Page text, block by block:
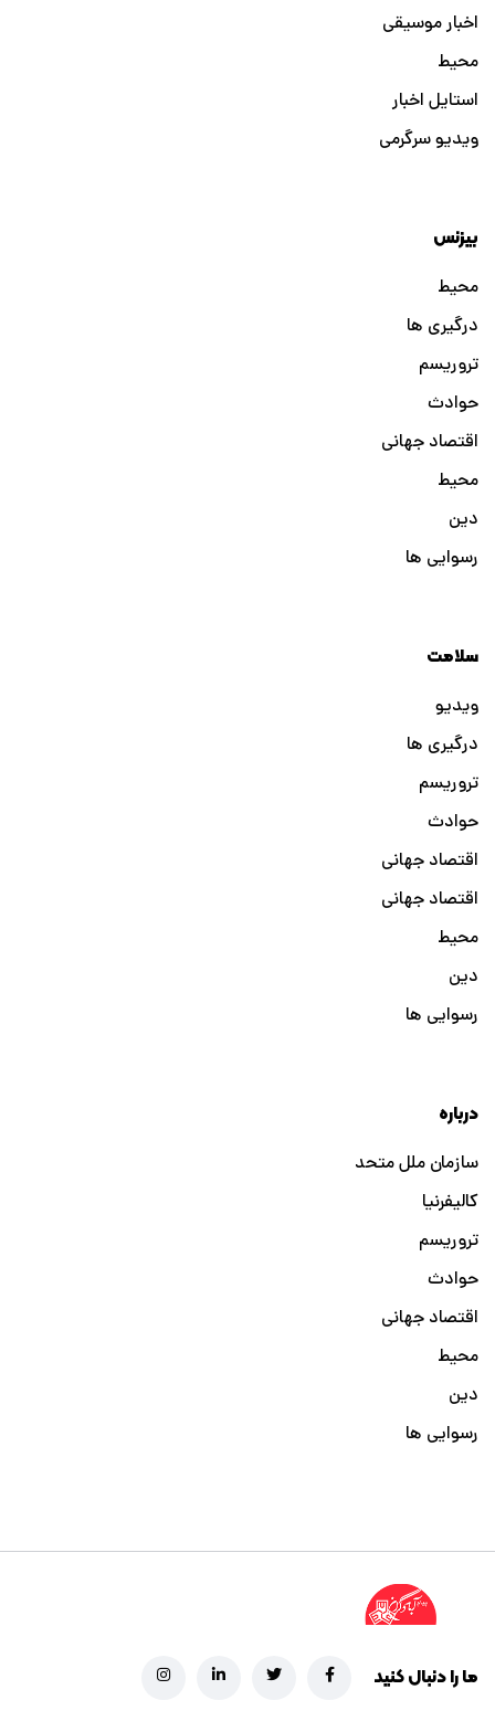
اخبار موسیقی
محیط
استایل اخبار
ویدیو سرگرمی
بیزنس
محیط
درگیری ها
تروریسم
حوادث
اقتصاد جهانی
محیط
دین
رسوایی ها
سلامت
ویدیو
درگیری ها
تروریسم
حوادث
اقتصاد جهانی
اقتصاد جهانی
محیط
دین
رسوایی ها
درباره
سازمان ملل متحد
کالیفرنیا
تروریسم
حوادث
اقتصاد جهانی
محیط
دین
رسوایی ها
ما را دنبال کنید